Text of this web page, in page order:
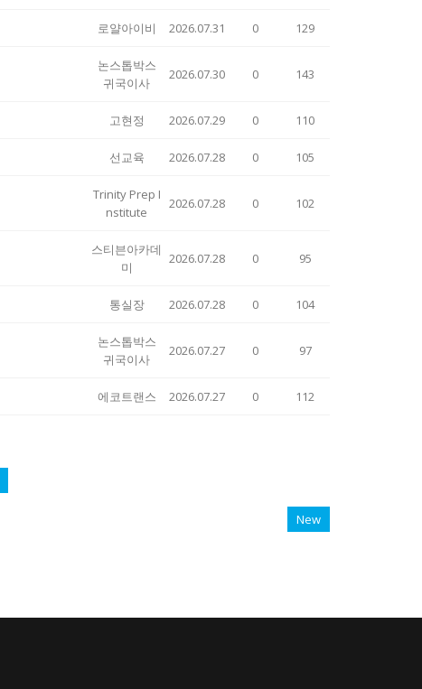
로얄아이비 2026.07.31 0 129
논스톱박스
귀국이사
2026.07.30 0 143
고현정 2026.07.29 0 110
선교육 2026.07.28 0 105
Trinity Prep I
nstitute
2026.07.28 0 102
스티븐아카데
미
2026.07.28 0 95
통실장 2026.07.28 0 104
논스톱박스
귀국이사
2026.07.27 0 97
에코트랜스 2026.07.27 0 112
New